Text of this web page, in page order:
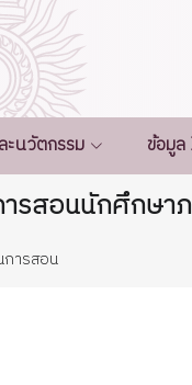
ะนวัตกรรม ข้อมูล
ารสอนนักศึกษ
การสอน